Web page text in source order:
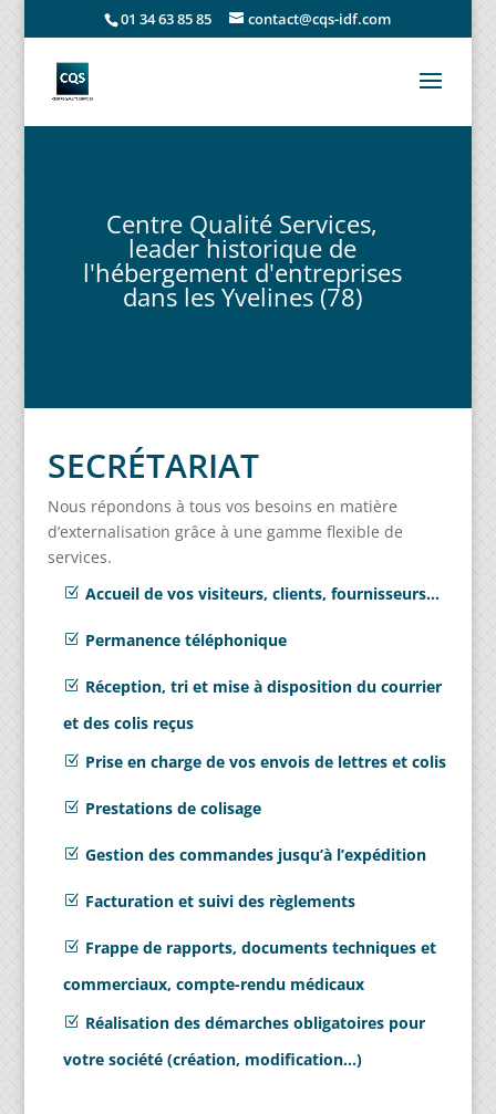
01 34 63 85 85 contact@cqs-idf.com
Centre Qualité Services,
leader historique de
l'hébergement d'entreprises
dans les Yvelines (78)
SECRÉTARIAT
Nous répondons à tous vos besoins en matière
d’externalisation grâce à une gamme flexible de
services.
Accueil de vos visiteurs, clients, fournisseurs…
Permanence téléphonique
Réception, tri et mise à disposition du courrier
et des colis reçus
Prise en charge de vos envois de lettres et colis
Prestations de colisage
Gestion des commandes jusqu’à l’expédition
Facturation et suivi des règlements
Frappe de rapports, documents techniques et
commerciaux, compte-rendu médicaux
Réalisation des démarches obligatoires pour
votre société (création, modification…)